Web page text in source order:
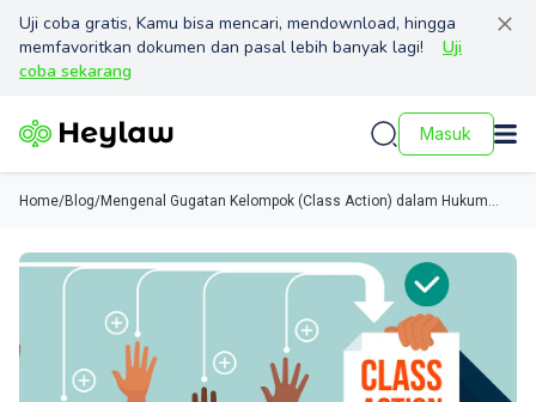
Uji coba gratis, Kamu bisa mencari, mendownload, hingga
memfavoritkan dokumen dan pasal lebih banyak lagi!
Uji
coba sekarang
Masuk
Home/Blog/Mengenal Gugatan Kelompok (Class Action) dalam Hukum